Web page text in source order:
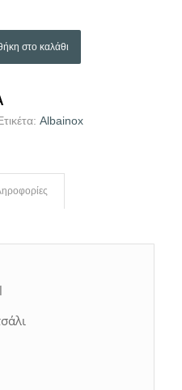
στο καλάθι
Albainox